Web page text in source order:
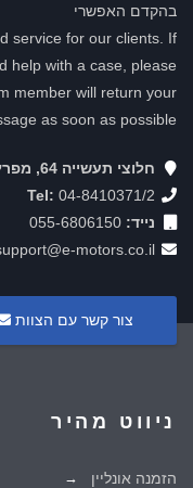
בהקדם האפשרי
service for our clients. If
help with a case, please
member will return your
as soon as possible.
חלוצי תעשייה 64, מפרץ חיפה
Tel: 04-8410371/2
נייד: 055-6806150
motors.co.il
צור קשר עם הצוות
ניווט מהיר
הזמנה אונליין